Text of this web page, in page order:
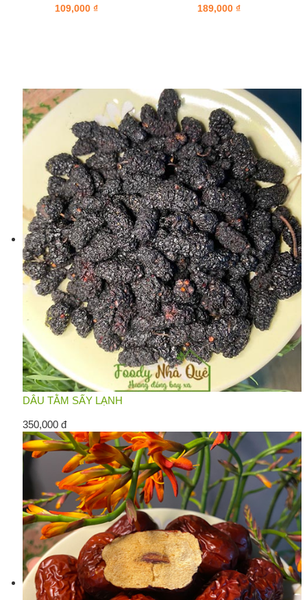
109,000₫ 189,000 ₫
DÂU TẰM SẤY LẠNH
350,000 đ